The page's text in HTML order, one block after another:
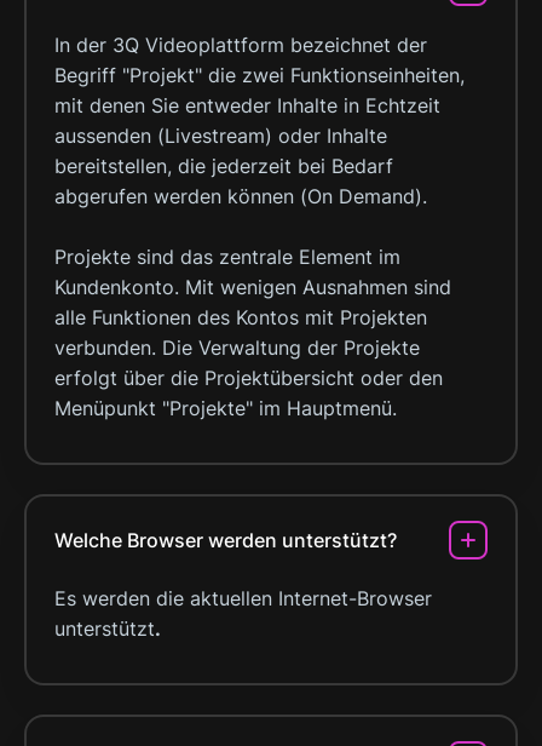
In der 3Q Videoplattform bezeichnet der
Begriff "Projekt" die zwei Funktionseinheiten,
mit denen Sie entweder Inhalte in Echtzeit
aussenden (Livestream) oder Inhalte
bereitstellen, die jederzeit bei Bedarf
abgerufen werden können (On Demand).
Projekte sind das zentrale Element im
Kundenkonto. Mit wenigen Ausnahmen sind
alle Funktionen des Kontos mit Projekten
verbunden. Die Verwaltung der Projekte
erfolgt über die Projektübersicht oder den
Menüpunkt "Projekte" im Hauptmenü.
Welche Browser werden unterstützt?
Es werden die aktuellen Internet-Browser
unterstützt.